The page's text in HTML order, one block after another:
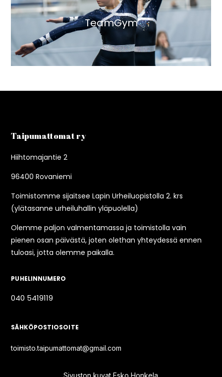
TeamGym
Taipumattomat ry
Hiihtomajantie 2
96400 Rovaniemi
Toimistomme sijaitsee Lapin Urheiluopistolla 2. krs
(ylätasanne urheiluhallin yläpuolella)
Olemme paljon valmentamassa ja toimistolla vain
pienen osan päivästä, joten olethan yhteydessä ennen
tuloasi, jotta olemme paikalla.
PUHELINNUMERO
040 5419119
SÄHKÖPOSTIOSOITE
toimisto.taipumattomat@gmail.com